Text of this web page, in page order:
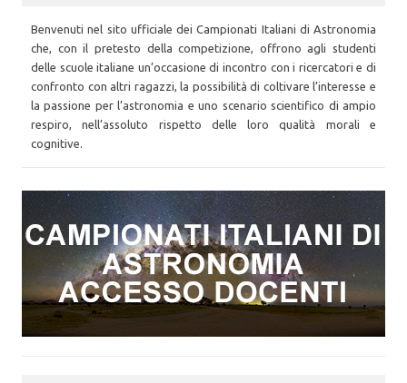
Benvenuti nel sito ufficiale dei Campionati Italiani di Astronomia
che, con il pretesto della competizione, offrono agli studenti
delle scuole italiane un’occasione di incontro con i ricercatori e di
confronto con altri ragazzi, la possibilità di coltivare l’interesse e
la passione per l’astronomia e uno scenario scientifico di ampio
respiro, nell’assoluto rispetto delle loro qualità morali e
cognitive.